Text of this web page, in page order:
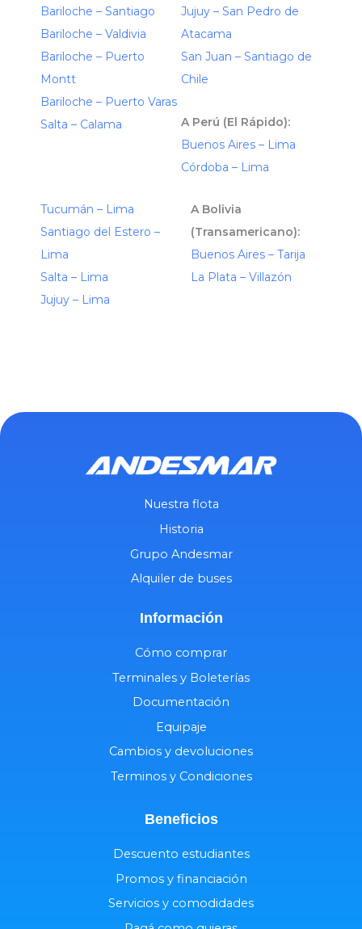
Bariloche – Santiago
Bariloche – Valdivia
Bariloche – Puerto
Montt
Bariloche – Puerto Varas
Salta – Calama
Jujuy – San Pedro de
Atacama
San Juan – Santiago de
Chile
A Perú (El Rápido):
Buenos Aires – Lima
Córdoba – Lima
Tucumán – Lima
Santiago del Estero –
Lima
Salta – Lima
Jujuy – Lima
A Bolivia
(Transamericano):
Buenos Aires – Tarija
La Plata – Villazón
Nuestra flota
Historia
Grupo Andesmar
Alquiler de buses
Información
Cómo comprar
Terminales y Boleterías
Documentación
Equipaje
Cambios y devoluciones
Terminos y Condiciones
Beneficios
Descuento estudiantes
Promos y financiación
Servicios y comodidades